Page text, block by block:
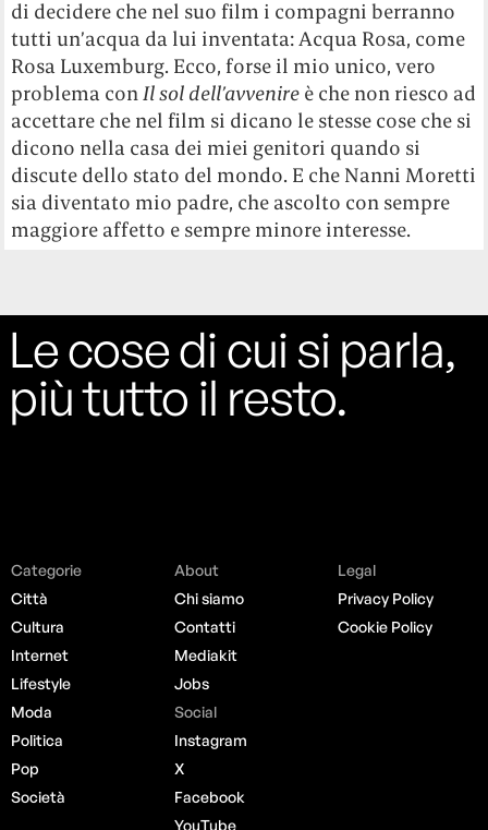
di decidere che nel suo film i compagni berranno
tutti un’acqua da lui inventata: Acqua Rosa, come
Rosa Luxemburg. Ecco, forse il mio unico, vero
problema conIl sol dell’avvenire è che non riesco ad
accettare che nel film si dicano le stesse cose che si
dicono nella casa dei miei genitori quando si
discute dello stato del mondo. E che Nanni Moretti
sia diventato mio padre, che ascolto con sempre
maggiore affetto e sempre minore interesse.
Le cose di cui si parla,
più tutto il resto.
Categorie
Città
Cultura
Internet
Lifestyle
Moda
Politica
Pop
Società
About
Chi siamo
Contatti
Mediakit
Jobs
Social
Instagram
X
Facebook
YouTube
Legal
Privacy Policy
Cookie Policy